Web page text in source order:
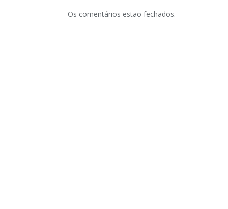
Os comentários estão fechados.